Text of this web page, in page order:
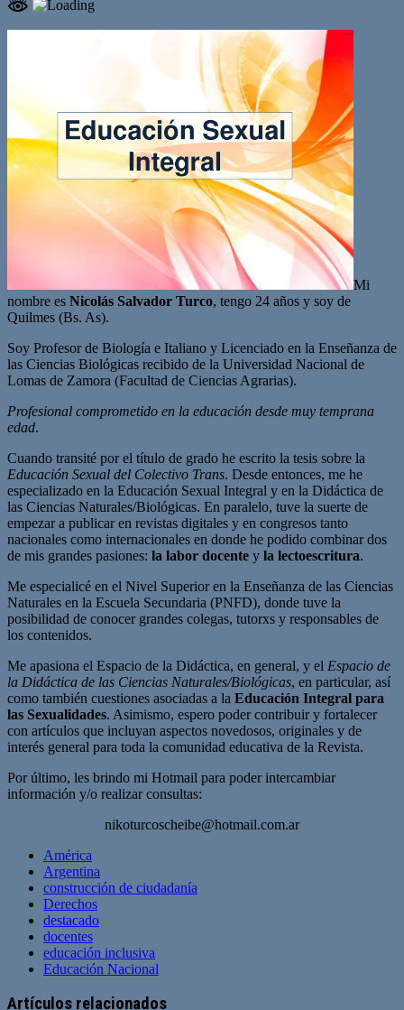
Mi
nombre es Nicolás Salvador Turco, tengo 24 años y soy de
Quilmes (Bs. As).
Soy Profesor de Biología e Italiano y Licenciado en la Enseñanza de
las Ciencias Biológicas recibido de la Universidad Nacional de
Lomas de Zamora (Facultad de Ciencias Agrarias).
Profesional comprometido en la educación desde muy temprana
edad.
Cuando transité por el título de grado he escrito la tesis sobre la
Educación Sexual del Colectivo Trans. Desde entonces, me he
especializado en la Educación Sexual Integral y en la Didáctica de
las Ciencias Naturales/Biológicas. En paralelo, tuve la suerte de
empezar a publicar en revistas digitales y en congresos tanto
nacionales como internacionales en donde he podido combinar dos
de mis grandes pasiones: la labor docente y la lectoescritura.
Me especialicé en el Nivel Superior en la Enseñanza de las Ciencias
Naturales en la Escuela Secundaria (PNFD), donde tuve la
posibilidad de conocer grandes colegas, tutorxs y responsables de
los contenidos.
Me apasiona el Espacio de la Didáctica, en general, y el Espacio de
la Didáctica de las Ciencias Naturales/Biológicas, en particular, así
como también cuestiones asociadas a la Educación Integral para
las Sexualidades. Asimismo, espero poder contribuir y fortalecer
con artículos que incluyan aspectos novedosos, originales y de
interés general para toda la comunidad educativa de la Revista.
Por último, les brindo mi Hotmail para poder intercambiar
información y/o realizar consultas:
nikoturcoscheibe@hotmail.com.ar
América
Argentina
construcción de ciudadanía
Derechos
destacado
docentes
educación inclusiva
Educación Nacional
Artículos relacionados